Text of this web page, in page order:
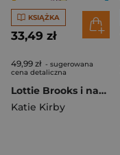
KSIĄŻKA
33,49 zł
49,99 zł - sugerowana
cena detaliczna
Lottie Brooks i narciarska turbo kompromitacja
Katie Kirby